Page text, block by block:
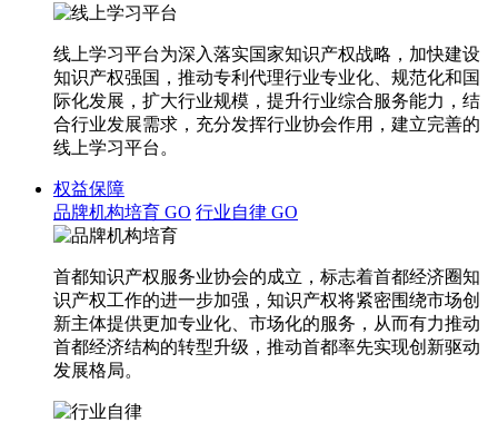
线上学习平台为深入落实国家知识产权战略，加快建设
知识产权强国，推动专利代理行业专业化、规范化和国
际化发展，扩大行业规模，提升行业综合服务能力，结
合行业发展需求，充分发挥行业协会作用，建立完善的
线上学习平台。
权益保障
品牌机构培育 GO 行业自律 GO
首都知识产权服务业协会的成立，标志着首都经济圈知
识产权工作的进一步加强，知识产权将紧密围绕市场创
新主体提供更加专业化、市场化的服务，从而有力推动
首都经济结构的转型升级，推动首都率先实现创新驱动
发展格局。